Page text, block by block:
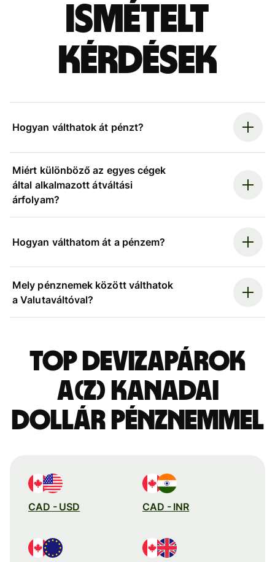
ismételt
kérdések
Hogyan válthatok át pénzt?
Miért különböző az egyes cégek
által alkalmazott átváltási
árfolyam?
Hogyan válthatom át a pénzem?
Mely pénznemek között válthatok
a Valutaváltóval?
Top devizapárok
a(z) kanadai
dollár pénznemmel
CAD - USD CAD - INR